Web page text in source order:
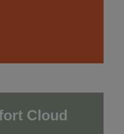
Cloud